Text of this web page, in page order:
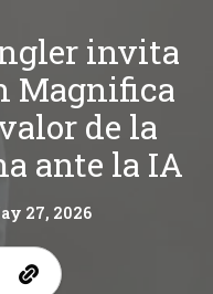
invita
Magnifica
de la
ante la IA
27, 2026